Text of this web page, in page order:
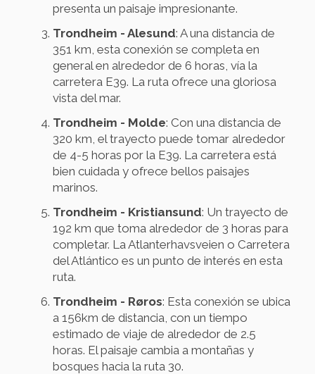
presenta un paisaje impresionante.
Trondheim - Alesund: A una distancia de
351 km, esta conexión se completa en
general en alrededor de 6 horas, vía la
carretera E39. La ruta ofrece una gloriosa
vista del mar.
Trondheim - Molde: Con una distancia de
320 km, el trayecto puede tomar alrededor
de 4-5 horas por la E39. La carretera está
bien cuidada y ofrece bellos paisajes
marinos.
Trondheim - Kristiansund: Un trayecto de
192 km que toma alrededor de 3 horas para
completar. La Atlanterhavsveien o Carretera
del Atlántico es un punto de interés en esta
ruta.
Trondheim - Røros: Esta conexión se ubica
a 156km de distancia, con un tiempo
estimado de viaje de alrededor de 2.5
horas. El paisaje cambia a montañas y
bosques hacia la ruta 30.